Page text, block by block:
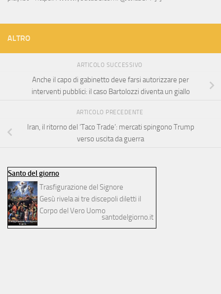
ALTRO
ARTICOLO SUCCESSIVO
Anche il capo di gabinetto deve farsi autorizzare per
interventi pubblici: il caso Bartolozzi diventa un giallo
ARTICOLO PRECEDENTE
Iran, il ritorno del ‘Taco Trade’: mercati spingono Trump
verso uscita da guerra
Santo del giorno
Trasfigurazione del Signore
Gesù rivela ai tre discepoli diletti il
Corpo del Vero Uomo
santodelgiorno.it